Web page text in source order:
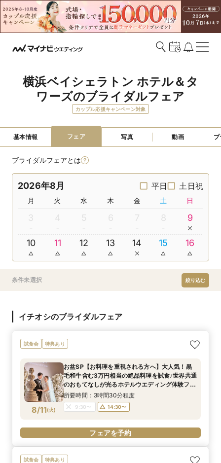
横浜ベイシェラトン ホテル＆タ
ワーズのブライダルフェア
カップル応援キャンペーン対象
基本情報 フェア 写真 動画
ブライダルフェアとは
2026年8月 平日 土日祝
月 火 水 木 金 土 日
3 4 5 6 7 8 9
10 11 12 13 14 15 16
条件未選択 絞り込む
イチオシのブライダルフェア
試食会 特典あり
8/11(火)
お盆SP【お料理を重視される方へ】大人気！黒
毛和牛含む3万円相当の絶品料理を試食♪世界共通
のおもてなしが光るホテルウエディング体験フェ
ア◎
所要時間：3時間30分程度
9:30〜 14:30〜
フェアを予約
試食会 特典あり